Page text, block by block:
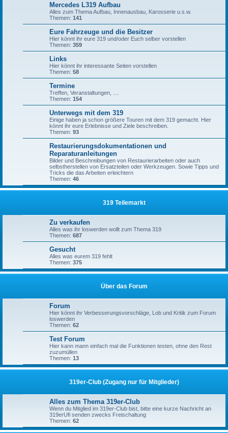
Mercedes L319 Aufbau
Alles zum Thema Aufbau, Innenausbau, Karosserie u.s.w.
Themen: 141
Eure Fahrzeuge und die Besitzer
Hier könnt ihr eure 319 und/oder Euch selber vorstellen
Themen: 359
Links
Hier könnt ihr interessante Seiten vorstellen
Themen: 58
Termine
Treffen, Veranstaltungen, ....
Themen: 154
Unterwegs mit dem 319
Einige haben ja schon größere Touren mit dem 319 gemacht. Hier
könnt ihr eure Erlebnisse und Ziele beschreiben.
Themen: 93
Restaurierungsdokumentationen und
Reparaturanleitungen
Bilder und Beschreibungen von Restaurierarbeiten oder auch
selbstherstellen von Ersatzteilen oder Werkzeugen. Sowie Tipps und
Tricks die das Arbeiten erleichtern
Themen: 46
319 Teilemarkt
Zu verkaufen
Alles was ihr loswerden wollt zum Thema 319
Themen: 687
Gesucht
Alles was eurem 319 fehlt
Themen: 375
Über das Forum
Forum
Hier könnt ihr Verbesserungsvorschläge, Lob und Kritik zum Forum
loswerden
Themen: 62
Test Forum
Hier kann mann einfach mal die Funktionen testen, ohne den Rest
zuzumüllen
Themen: 13
319er-Club (Zugang nur für Mitglieder)
Alles zum Thema 319er-Club
Wenn du Mitglied im 319er-Club bist, bitte eine kurze Nachricht an
319erUfi senden zwecks Freischaltung
Themen: 62